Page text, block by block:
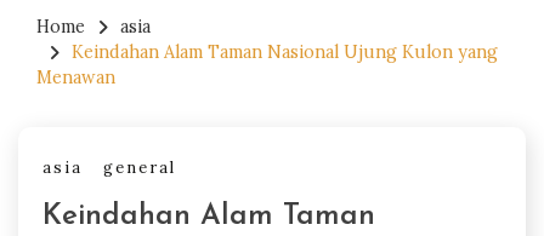
Home
asia
Keindahan Alam Taman Nasional Ujung Kulon yang
Menawan
asia general
Keindahan Alam Taman